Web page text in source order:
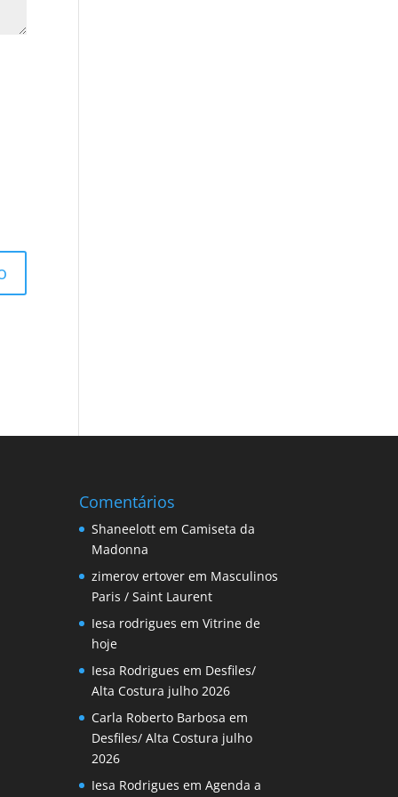
Comentários
Shaneelott em Camiseta da
Madonna
zimerov ertover em Masculinos
Paris / Saint Laurent
Iesa rodrigues emVitrine de
hoje
Iesa Rodrigues em Desfiles/
Alta Costura julho 2026
Carla Roberto Barbosa em
Desfiles/ Alta Costura julho
2026
Iesa Rodrigues emAgenda a